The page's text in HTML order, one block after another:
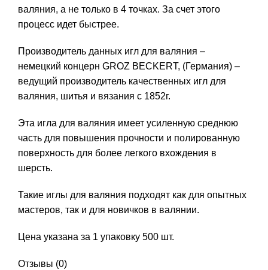
валяния, а не только в 4 точках. За счет этого
процесс идет быстрее.
Производитель данных игл для валяния –
немецкий концерн GROZ BECKERT, (Германия) –
ведущий производитель качественных игл для
валяния, шитья и вязания с 1852г.
Эта игла для валяния имеет усиленную среднюю
часть для повышения прочности и полированную
поверхность для более легкого вхождения в
шерсть.
Такие иглы для валяния подходят как для опытных
мастеров, так и для новичков в валянии.
Цена указана за 1 упаковку 500 шт.
Отзывы (0)